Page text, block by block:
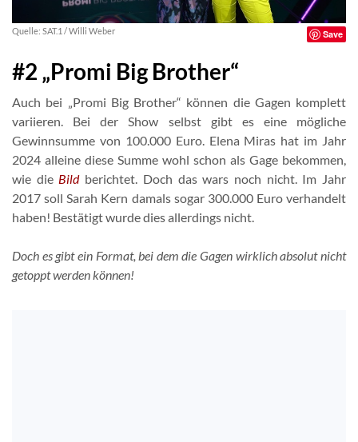
Quelle: SAT.1 / Willi Weber Save
#2 „Promi Big Brother“
Auch bei „Promi Big Brother“ können die Gagen komplett
variieren. Bei der Show selbst gibt es eine mögliche
Gewinnsumme von 100.000 Euro. Elena Miras hat im Jahr
2024 alleine diese Summe wohl schon als Gage bekommen,
wie die Bildberichtet. Doch das wars noch nicht. Im Jahr
2017 soll Sarah Kern damals sogar 300.000 Euro verhandelt
haben! Bestätigt wurde dies allerdings nicht.
Doch es gibt ein Format, bei dem die Gagen wirklich absolut nicht
getoppt werden können!